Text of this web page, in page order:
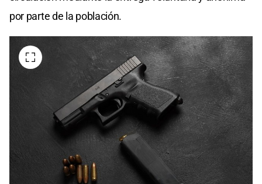
por parte de la población.